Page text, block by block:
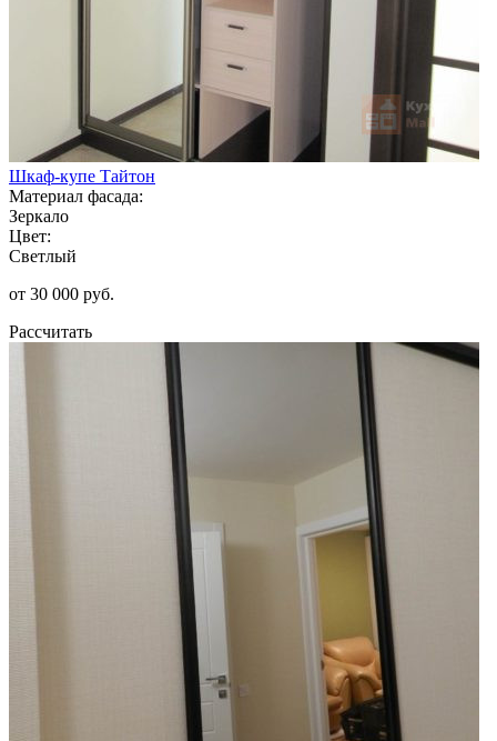
Шкаф-купе Тайтон
Материал фасада:
Зеркало
Цвет:
Светлый
от 30 000 руб.
Рассчитать